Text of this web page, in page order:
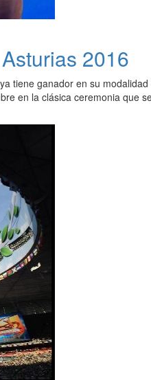
2016
ya tiene ganador en su
en la clásica ceremonia que